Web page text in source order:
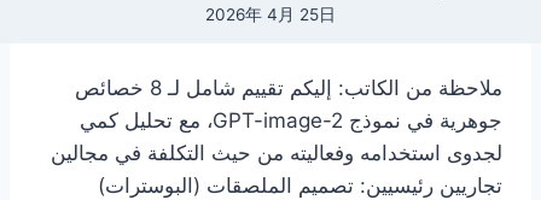
2026年 4月 25日
ملاحظة من الكاتب: إليكم تقييم شامل لـ 8 خصائص
جوهرية في نموذج GPT-image-2، مع تحليل كمي
لجدوى استخدامه وفعاليته من حيث التكلفة في مجالين
تجاريين رئيسيين: تصميم الملصقات (البوسترات)